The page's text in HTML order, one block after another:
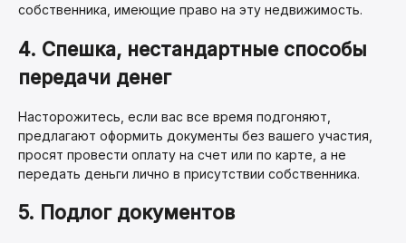
собственника, имеющие право на эту недвижимость.
4. Спешка, нестандартные способы
передачи денег
Насторожитесь, если вас все время подгоняют,
предлагают оформить документы без вашего участия,
просят провести оплату на счет или по карте, а не
передать деньги лично в присутствии собственника.
5. Подлог документов